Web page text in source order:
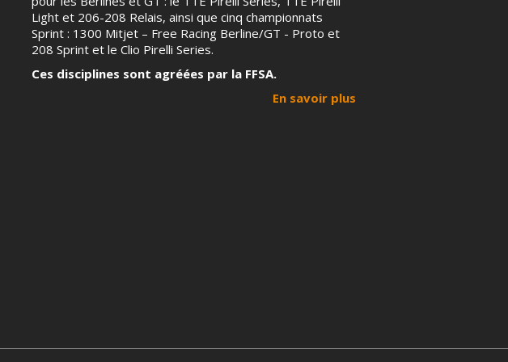
Light et 206-208 Relais, ainsi que cinq championnats
Sprint : 1300 Mitjet – Free Racing Berline/GT - Proto et
208 Sprint et le Clio Pirelli Series.
Ces disciplines sont agréées par la FFSA.
En savoir plus